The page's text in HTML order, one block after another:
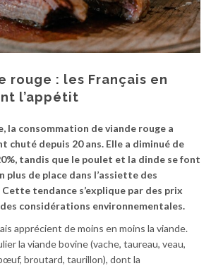
rouge : les Français en
l’appétit
la consommation de viande rouge a
chuté depuis 20 ans. Elle a diminué de
tandis que le poulet et la dinde se font
plus de place dans l’assiette des
Cette tendance s’explique par des prix
considérations environnementales.
apprécient de moins en moins la viande.
la viande bovine (vache, taureau, veau,
broutard, taurillon), dont la